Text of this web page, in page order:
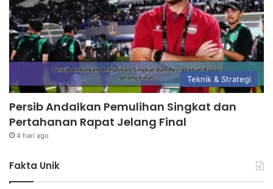
Teknik & Strategi
Persib Andalkan Pemulihan Singkat dan
Pertahanan Rapat Jelang Final
4 hari ago
Fakta Unik